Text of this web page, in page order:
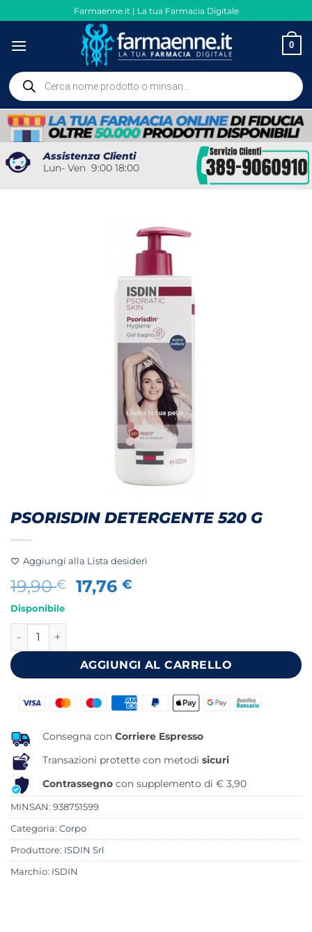
ai
contenuti
Farmaenne.it | La tua Farmacia Digitale
0
Ricerca
prodotti
Assistenza Clienti
Lun- Ven 9:00 18:00
PSORISDIN DETERGENTE 520 G
Aggiungi alla Lista desideri
19,90€
Il
19,90 €.
17,76€
17,76 €.
Disponibile
PSORISDIN DETERGENTE 520 G quantità
AGGIUNGI AL CARRELLO
Consegna con Corriere Espresso
Transazioni protette con metodi sicuri
Contrassegno con supplemento di € 3,90
MINSAN: 938751599
Categoria: Corpo
Produttore: ISDIN Srl
Marchio: ISDIN